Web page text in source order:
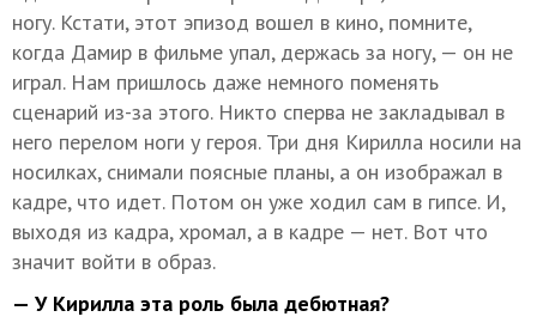
ногу. Кстати, этот эпизод вошел в кино, помните,
когда Дамир в фильме упал, держась за ногу, — он не
играл. Нам пришлось даже немного поменять
сценарий из-за этого. Никто сперва не закладывал в
него перелом ноги у героя. Три дня Кирилла носили на
носилках, снимали поясные планы, а он изображал в
кадре, что идет. Потом он уже ходил сам в гипсе. И,
выходя из кадра, хромал, а в кадре — нет. Вот что
значит войти в образ.
— У Кирилла эта роль была дебютная?